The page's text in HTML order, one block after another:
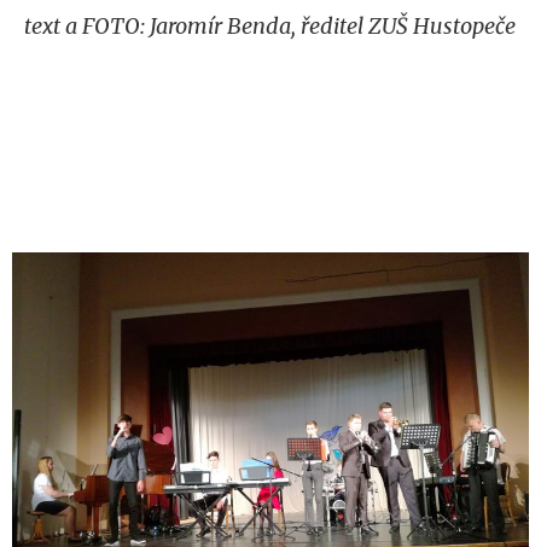
text a FOTO: Jaromír Benda, ředitel ZUŠ Hustopeče